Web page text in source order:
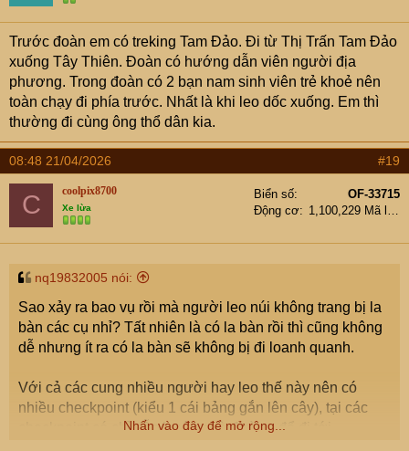
n
s
:
Trước đoàn em có treking Tam Đảo. Đi từ Thị Trấn Tam Đảo
xuống Tây Thiên. Đoàn có hướng dẫn viên người địa
phương. Trong đoàn có 2 bạn nam sinh viên trẻ khoẻ nên
toàn chạy đi phía trước. Nhất là khi leo dốc xuống. Em thì
thường đi cùng ông thổ dân kia.
08:48 21/04/2026 #19
C coolpix8700
Xe lừa
Biển số
OF-33715
Động cơ
nq19832005 nói:
Sao xảy ra bao vụ rồi mà người leo núi không trang bị la
bàn các cụ nhỉ? Tất nhiên là có la bàn rồi thì cũng không
dễ nhưng ít ra có la bàn sẽ không bị đi loanh quanh.
Với cả các cung nhiều người hay leo thế này nên có
nhiều checkpoint (kiểu 1 cái bảng gắn lên cây), tại các
checkpoint có chỉ dẫn hướng và đường để đi tới
Nhấn vào đây để mở rộng...